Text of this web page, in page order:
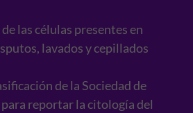
las células presentes en
lavados y cepillados
de la Sociedad de
reportar la citología del